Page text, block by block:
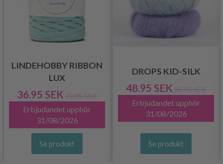
LINDEHOBBY RIBBON
LUX
36.95 SEK 73.95 SEK
Erbjudandet upphör
31/08/2026
Se produkt
DROPS KID-SILK
48.95 SEK 55.95 SEK
Erbjudandet upphör
31/08/2026
Se produkt